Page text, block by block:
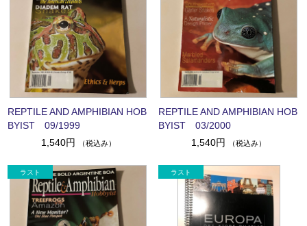
REPTILE AND AMPHIBIAN HOB
BYIST 09/1999
1,540円
（税込み）
REPTILE AND AMPHIBIAN HOB
BYIST 03/2000
1,540円
（税込み）